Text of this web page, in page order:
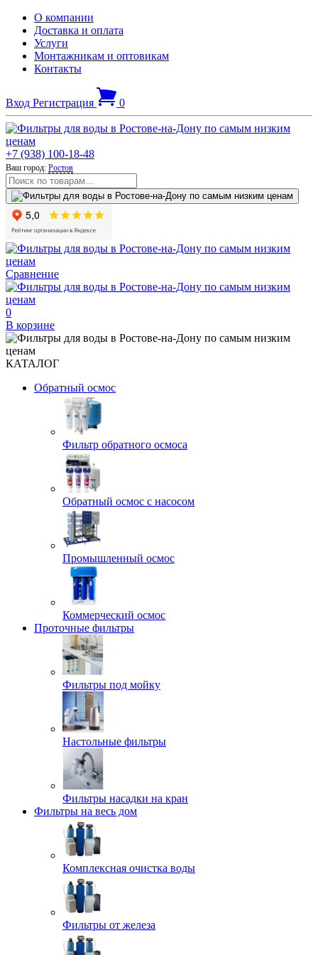
О компании
Доставка и оплата
Услуги
Монтажникам и оптовикам
Контакты
Вход Регистрация 0
+7 (938) 100-18-48
Ваш город: Ростов
Сравнение
0
В корзине
КАТАЛОГ
Обратный осмос
Фильтр обратного осмоса
Обратный осмос с насосом
Промышленный осмос
Коммерческий осмос
Проточные фильтры
Фильтры под мойку
Настольные фильтры
Фильтры насадки на кран
Фильтры на весь дом
Комплексная очистка воды
Фильтры от железа